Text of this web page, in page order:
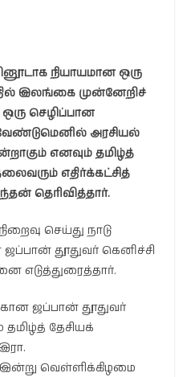
நியாயமான ஒரு
இலங்கை முன்னேறிச்
ஒரு செழிப்பான
அரசியல்
எனவும் தமிழ்த்
எதிர்க்கட்சித்
தெரிவித்தார்.
செய்து நாடு
தூதுவர் கெனிச்சி
எடுத்துரைத்தார்.
ஜப்பான் தூதுவர்
தமிழ்த் தேசியக்
வெள்ளிக்கிழமை